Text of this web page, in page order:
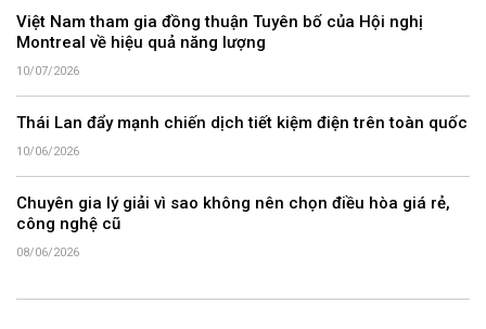
Việt Nam tham gia đồng thuận Tuyên bố của Hội nghị
Montreal về hiệu quả năng lượng
10/07/2026
Thái Lan đẩy mạnh chiến dịch tiết kiệm điện trên toàn quốc
10/06/2026
Chuyên gia lý giải vì sao không nên chọn điều hòa giá rẻ,
công nghệ cũ
08/06/2026